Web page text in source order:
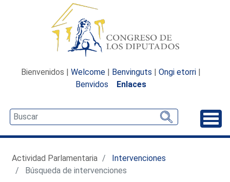
Bienvenidos | Welcome | Benvinguts | Ongi etorri |
Benvidos
Enlaces
Actividad Parlamentaria
Intervenciones
Búsqueda de intervenciones